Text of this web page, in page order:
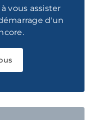
vous assister
d'un